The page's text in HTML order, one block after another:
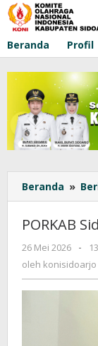
Lewati
ke
Beranda Profil
Beranda »
PORKAB
26 Mei 2026 -
oleh konisidoarjo